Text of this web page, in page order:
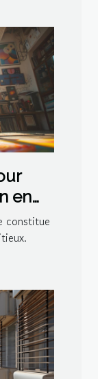
en
social
constitue